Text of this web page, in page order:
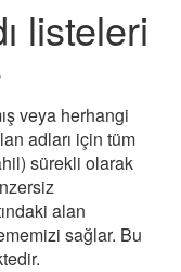
listeleri
veya herhangi
adları için tüm
sürekli olarak
alan
sağlar. Bu